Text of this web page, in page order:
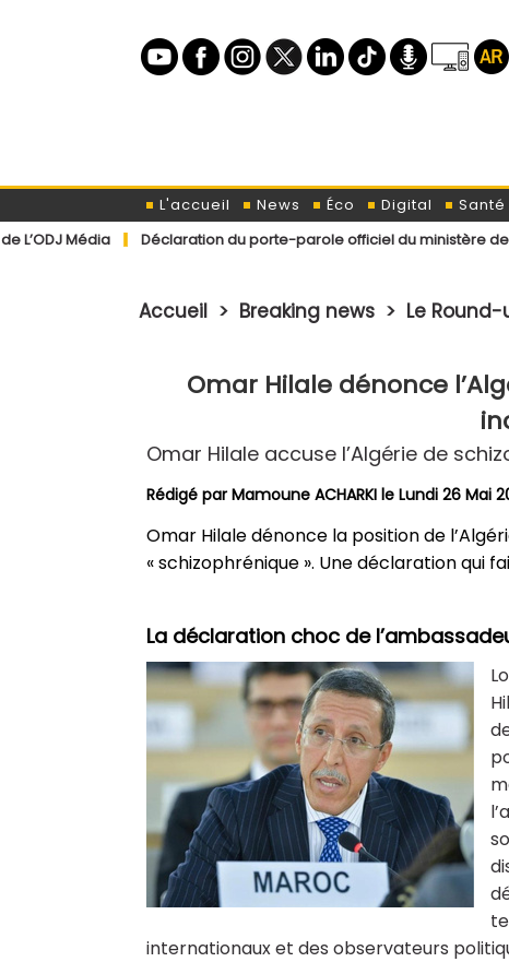
L'accueil News Éco Digital Santé
Déclaration du porte-parole officiel du ministère de l’Intérieur
Accueil > Breaking news > Le Round-
Omar Hilale dénonce
Omar Hilale accuse l’Algérie de
Rédigé parMamoune ACHARKI le Lundi 26 Mai
Omar Hilale dénonce la position de
« schizophrénique ». Une déclaration qui
La déclaration choc de
internationaux et des observateurs